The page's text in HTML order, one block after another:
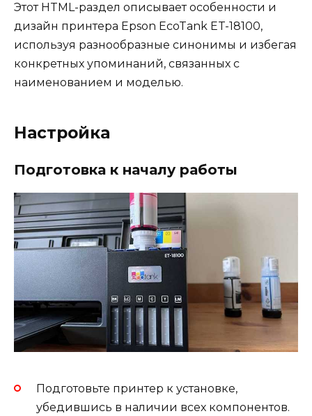
Этот HTML-раздел описывает особенности и
дизайн принтера Epson EcoTank ET-18100,
используя разнообразные синонимы и избегая
конкретных упоминаний, связанных с
наименованием и моделью.
Настройка
Подготовка к началу работы
Подготовьте принтер к установке,
убедившись в наличии всех компонентов.